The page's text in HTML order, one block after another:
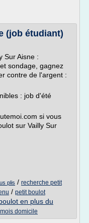
(job étudiant)
Sur Aisne :
sondage, gagnez
contre de l'argent :
: job d'été
si vous
sur Vailly Sur
plis / recherche petit
/ petit boulot
en plus du
domicile